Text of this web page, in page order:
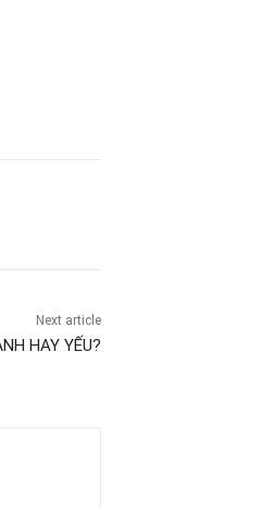
Next article
HAY YẾU?